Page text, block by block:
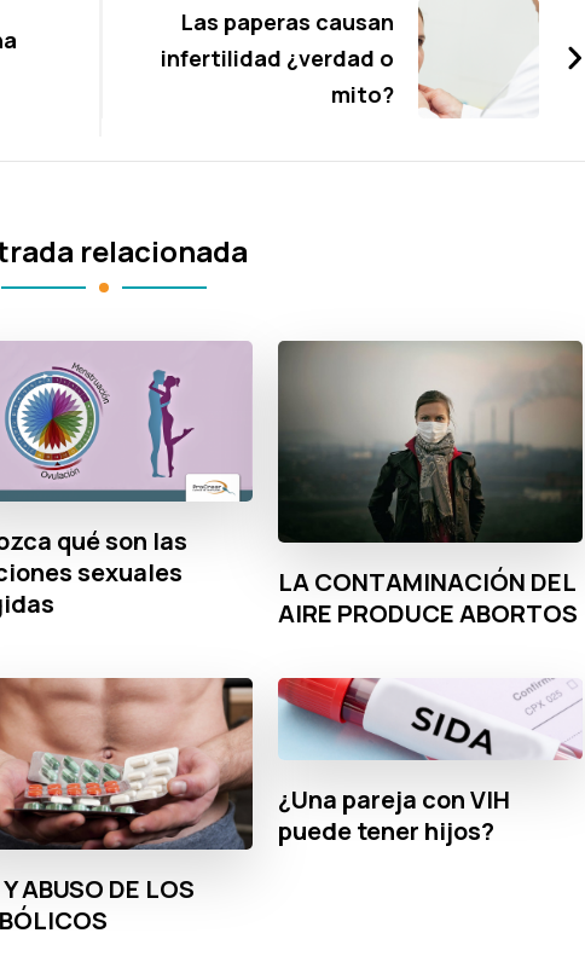
Las paperas causan
infertilidad ¿verdad o
mito?
relacionada
qué son las
sexuales
LA CONTAMINACIÓN DEL
AIRE PRODUCE ABORTOS
ABUSO DE LOS
¿Una pareja con VIH
puede tener hijos?